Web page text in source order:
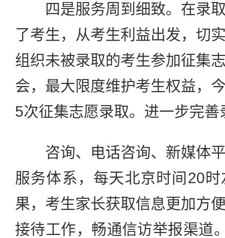
四是服务周到细致。在录取
了考生，从考生利益出发，切
组织未被录取的考生参加征集
会，最大限度维护考生权益，
5次征集志愿录取。进一步完善
咨询、电话咨询、新媒体平
服务体系，每天北京时间20
果，考生家长获取信息更加方
接待工作，畅通信访举报渠道